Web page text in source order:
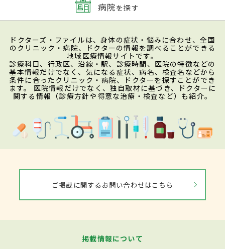
病院を探す
ドクターズ・ファイルは、身体の症状・悩みに合わせ、全国
のクリニック・病院、ドクターの情報を調べることができる
地域医療情報サイトです。
診療科目、行政区、沿線・駅、診療時間、医院の特徴などの
基本情報だけでなく、気になる症状、病名、検査名などから
条件に合ったクリニック・病院、ドクターを探すことができ
ます。 医院情報だけでなく、独自取材に基づき、ドクターに
関する情報（診療方針や得意な治療・検査など）も紹介。
ご掲載に関するお問い合わせはこちら
掲載情報について